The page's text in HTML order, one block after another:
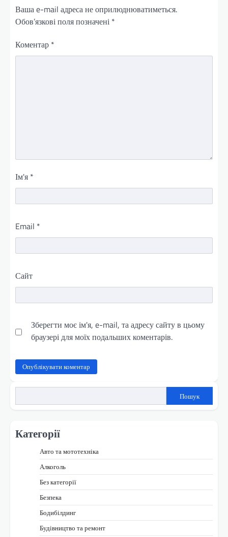
Ваша e-mail адреса не оприлюднюватиметься.
Обов’язкові поля позначені *
Коментар *
Ім'я *
Email *
Сайт
Зберегти моє ім'я, e-mail, та адресу сайту в цьому
браузері для моїх подальших коментарів.
Пошук
Категорії
Авто та мототехніка
Алкоголь
Без категорії
Безпека
Бодибілдинг
Будівництво та ремонт